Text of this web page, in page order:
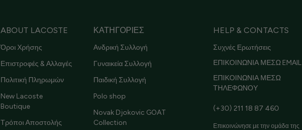
ABOUT LACOSTE
Όροι Χρήσης
Επιστροφές & Αλλαγές
Πολιτική Πληρωμών
New Lacoste
Boutique
Τρόποι Αποστολής
ΚΑΤΗΓΟΡΙΕΣ
Ανδρική Συλλογή
Γυναικεία Συλλογή
Παιδική Συλλογή
Polo shop
Novak Djokovic GOAT
Collection
HELP & CONTACTS
Συχνές Ερωτήσεις
ΕΠΙΚΟΙΝΩΝΙΑ ΜΕΣΩ EMAIL
ΕΠΙΚΟΙΝΩΝΙΑ ΜΕΣΩ
ΤΗΛΕΦΩΝΟΥ
(+30) 211 18 87 460
Επικοινώνησε με την ομάδα της